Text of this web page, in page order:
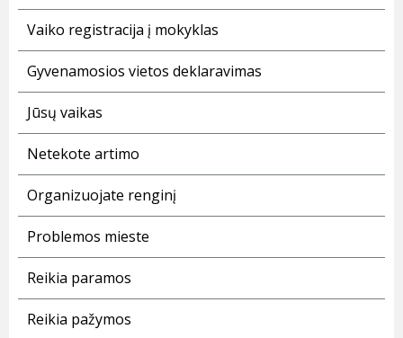
Vaiko registracija į mokyklas
Gyvenamosios vietos deklaravimas
Jūsų vaikas
Netekote artimo
Organizuojate renginį
Problemos mieste
Reikia paramos
Reikia pažymos